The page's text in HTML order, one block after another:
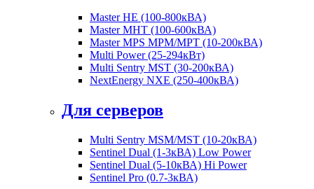
Master HE (100-800кВА)
Master MHT (100-600кВА)
Master MPS MPM/MPT (10-200кВА)
Multi Power (25-294кВт)
Multi Sentry MST (30-200кВА)
NextEnergy NXE (250-400кВА)
Для серверов
Multi Sentry MSM/MST (10-20кВА)
Sentinel Dual (1-3кВА) Low Power
Sentinel Dual (5-10кВА) Hi Power
Sentinel Pro (0.7-3кВА)